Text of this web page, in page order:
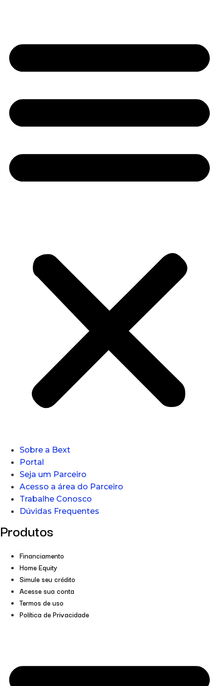
Sobre a Bext
Portal
Seja um Parceiro
Acesso a área do Parceiro
Trabalhe Conosco
Dúvidas Frequentes
Produtos
Financiamento
Home Equity
Simule seu crédito
Acesse sua conta
Termos de uso
Política de Privacidade